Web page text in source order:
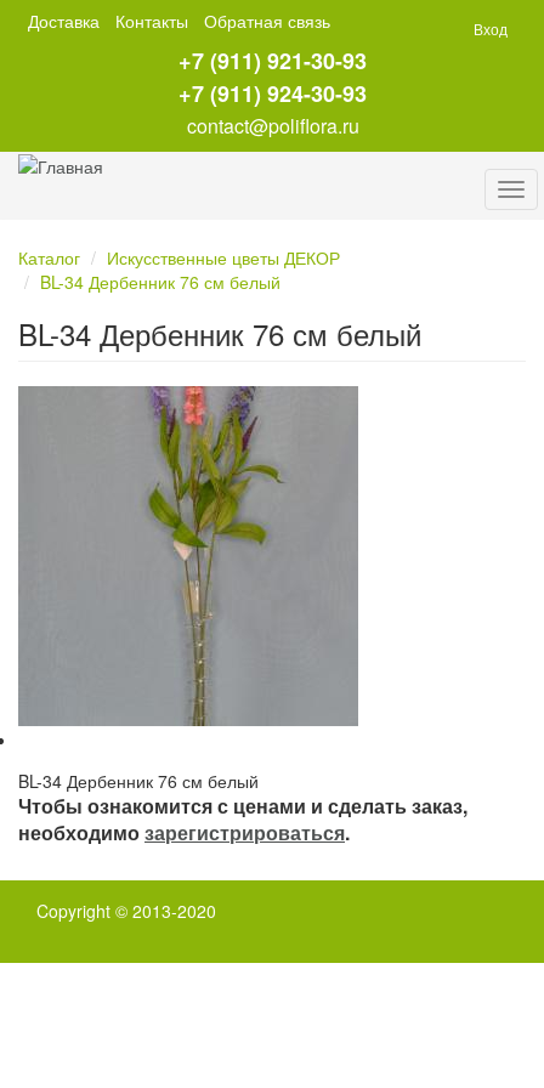
Перейти
Доставка Контакты Обратная связь
+7 (911) 921-30-93
+7 (911) 924-30-93
contact@poliflora.ru
Вход
Каталог
Искусственные цветы ДЕКОР
BL-34 Дербенник 76 см белый
BL-34 Дербенник 76 см белый
BL-34 Дербенник 76 см белый
Чтобы ознакомится с ценами и сделать заказ,
необходимозарегистрироваться.
Copyright © 2013-2020